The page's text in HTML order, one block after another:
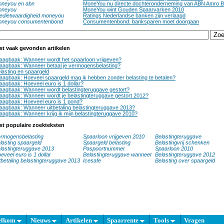
en abn
MoneYou nu directe dochteronderneming van ABN Amro
MoneYou wint Gouden Spaarvarken 2010
moneyou
Ratings Nederlandse banken zijn verlaagd
consumentenbond
Consumentenbond: banksparen moet doorgaan
vaak gevonden artikelen
Wanneer wordt het spaarloon vrijgeven?
Wanneer betaal je vermogensbelasting?
en spaargeld
Hoeveel spaargeld mag ik hebben zonder belasting te betalen?
Hoeveel euro is 1 dollar?
Wanneer wordt belastingteruggave gestort?
Wanneer wordt je belastingteruggave gestort 2012?
Hoeveel euro is 1 pond?
Wanneer uitbetaling belastingteruggave 2013?
Wanneer krijg ik mijn belastingteruggave 2010?
populaire zoekteksten
Spaarloon vrijgeven 2010
Belastingteruggave
spaargeld
Spaargeld belasting
Belastingvrij schenken
2013
Paspoortnummer
Spaarloon 2010
euro is 1 dollar
Belastingteruggave wanneer Belastingteruggave 2012
belastingteruggave 2013 Icesafe Belasting over spaargeld
Nieuws Artikelen Spaarrente Tools Vragen